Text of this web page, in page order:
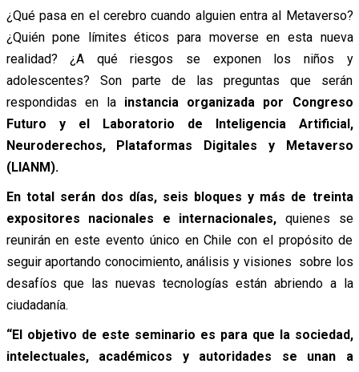
¿Qué pasa en el cerebro cuando alguien entra al Metaverso?
¿Quién pone límites éticos para moverse en esta nueva
realidad? ¿A qué riesgos se exponen los niños y
adolescentes? Son parte de las preguntas que serán
respondidas en la instancia organizada por Congreso
Futuro y el Laboratorio de Inteligencia Artificial,
Neuroderechos, Plataformas Digitales y Metaverso
(LIANM).
En total serán dos días, seis bloques y más de treinta
expositores nacionales e internacionales, quienes se
reunirán en este evento único en Chile con el propósito de
seguir aportando conocimiento, análisis y visiones sobre los
desafíos que las nuevas tecnologías están abriendo a la
ciudadanía.
“El objetivo de este seminario es para que la sociedad,
intelectuales, académicos y autoridades se unan a